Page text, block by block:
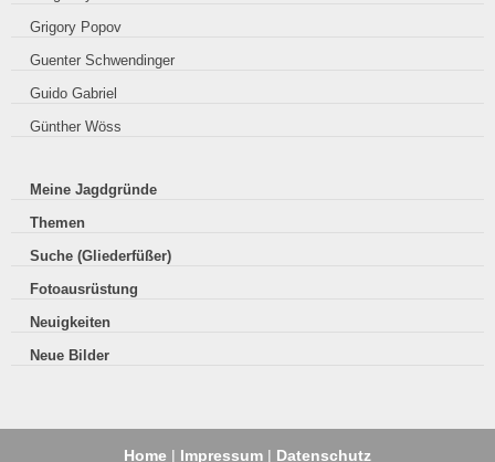
Grigory Popov
Guenter Schwendinger
Guido Gabriel
Günther Wöss
Meine Jagdgründe
Themen
Suche (Gliederfüßer)
Fotoausrüstung
Neuigkeiten
Neue Bilder
Home | Impressum | Datenschutz